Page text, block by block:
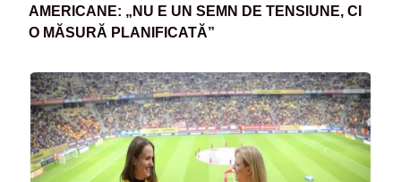
AMERICANE: „NU E UN SEMN DE TENSIUNE, CI
O MĂSURĂ PLANIFICATĂ”